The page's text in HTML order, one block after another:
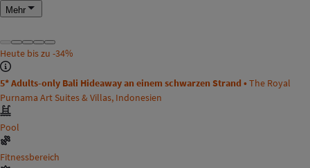
Mehr
Heute bis zu -34%
5* Adults-only Bali Hideaway an einem schwarzen Strand • The Royal
Purnama Art Suites & Villas, Indonesien
Pool
Fitnessbereich